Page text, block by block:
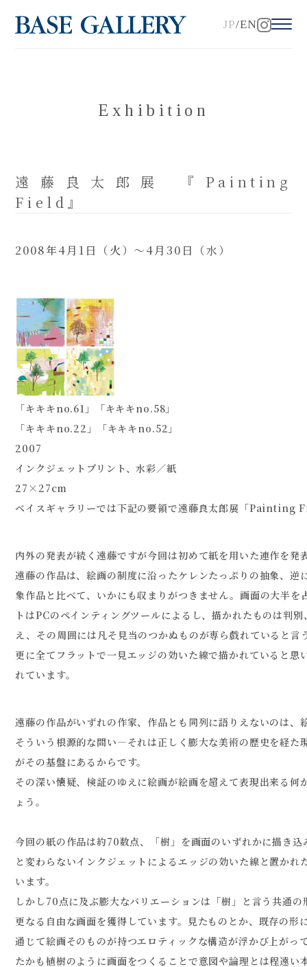
EN
JP
Exhibition
遠藤良太郎展 『Painting
Field』
2008年4月1日（火）～4月30日（水）
「キキキno.61」「キキキno.58」
「キキキno.22」「キキキno.52」
2007
インクジェットプリント、水彩／紙
27×27cm
ベイスギャラリーでは下記の要領で遠藤良太郎展「Painting
内外の発表が続く遠藤ですが今回は初めて紙を用いた連作を発
遠藤の作品は、絵画の制度に沿ったケレンたっぷりの抽象、逆
象作品と比べて、いかにも収まりがつきません。画面の大半を
トはPCのペインティングツールによるし、描かれたものは判
え、その周囲には凡そ見当のつかぬものが専ら戯れていると言
更に全てフラットで一見エッジの効いた線で描かれていると思
れています。
遠藤の作品がいずれの作家、作品とも同列に語りえないのは、
そういう根源的な問い―それは正しく膨大な美術の歴史を経
がその基盤にあるからです。
その深い懐疑、検証のゆえに絵画が絵画を超えて表現出来る何
ょう。
今回の紙の作品は約70数点、「樹」を画面のいずれかに描き
と変わらないインクジェットによるエッジの効いた線と置かれ
います。
しかし70点に及ぶ膨大なバリエーションは「樹」と言う共通
更なる自由な画面を獲得しています。見たものとか、既存の形
通じて絵画そのものが持つエロティックな構造が浮かび上がっ
たかも植樹のように画面をつくることで意図や論理とは程遠い